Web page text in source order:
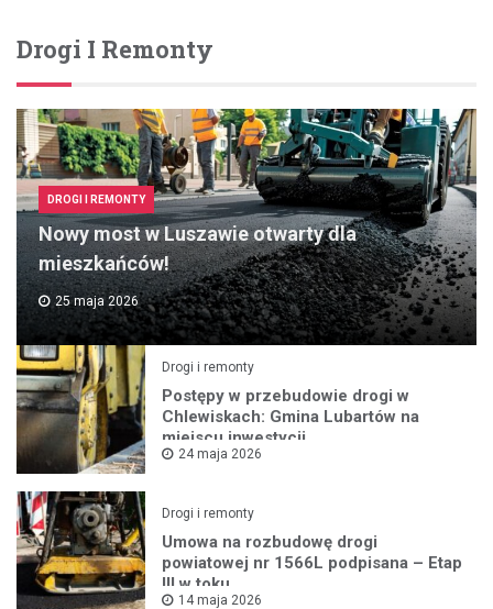
Drogi I Remonty
DROGI I REMONTY
Nowy most w Luszawie otwarty dla
mieszkańców!
25 maja 2026
Drogi i remonty
Postępy w przebudowie drogi w
Chlewiskach: Gmina Lubartów na
miejscu inwestycji
24 maja 2026
Drogi i remonty
Umowa na rozbudowę drogi
powiatowej nr 1566L podpisana – Etap
III w toku
14 maja 2026